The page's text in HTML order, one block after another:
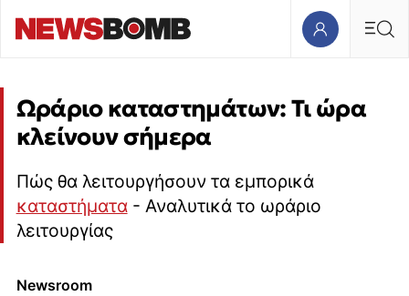
Ωράριο καταστημάτων: Τι ώρα
κλείνουν σήμερα
Πώς θα λειτουργήσουν τα εμπορικά
καταστήματα- Αναλυτικά το ωράριο
λειτουργίας
Newsroom